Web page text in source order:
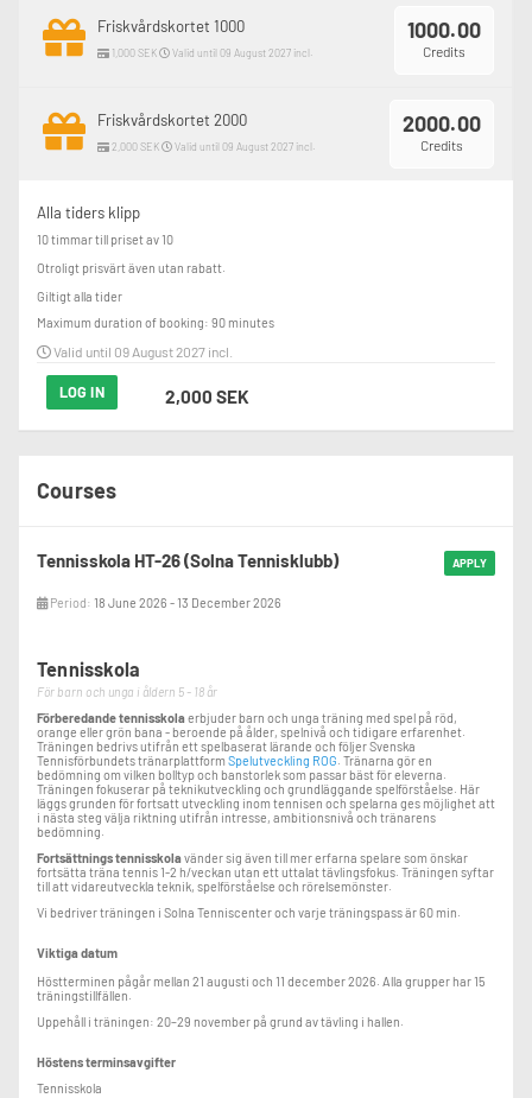
1000.00
Credits
Friskvårdskortet 1000
1,000 SEK Valid until 09 August 2027 incl.
2000.00
Credits
Friskvårdskortet 2000
2,000 SEK Valid until 09 August 2027 incl.
Alla tiders klipp
10 timmar till priset av 10
Otroligt prisvärt även utan rabatt.
Giltigt alla tider
Maximum duration of booking: 90 minutes
Valid until 09 August 2027 incl.
LOG IN 2,000 SEK
Courses
APPLY
Tennisskola HT-26 (Solna Tennisklubb)
Period: 18 June 2026 - 13 December 2026
Tennisskola
För barn och unga i åldern 5 - 18 år
Förberedande tennisskolaerbjuder barn och unga träning med spel på röd,
orange eller grön bana - beroende på ålder, spelnivå och tidigare erfarenhet.
Träningen bedrivs utifrån ett spelbaserat lärande och följer Svenska
Tennisförbundets tränarplattform Spelutveckling ROG. Tränarna gör en
bedömning om vilken bolltyp och banstorlek som passar bäst för eleverna.
Träningen fokuserar på teknikutveckling och grundläggande spelförståelse. Här
läggs grunden för fortsatt utveckling inom tennisen och spelarna ges möjlighet att
i nästa steg välja riktning utifrån intresse, ambitionsnivå och tränarens
bedömning.
Fortsättnings tennisskolavänder sig även till mer erfarna spelare som önskar
fortsätta träna tennis 1-2 h/veckan utan ett uttalat tävlingsfokus. Träningen syftar
till att vidareutveckla teknik, spelförståelse och rörelsemönster.
Vi bedriver träningen i Solna Tenniscenter och varje träningspass är 60 min.
Viktiga datum
Höstterminen pågår mellan 21 augusti och 11 december 2026. Alla grupper har 15
träningstillfällen.
Uppehåll i träningen: 20–29 november på grund av tävling i hallen.
Höstens terminsavgifter
Tennisskola